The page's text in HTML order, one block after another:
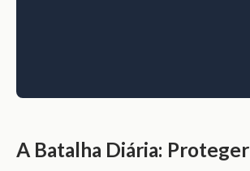
A Batalha Diária: